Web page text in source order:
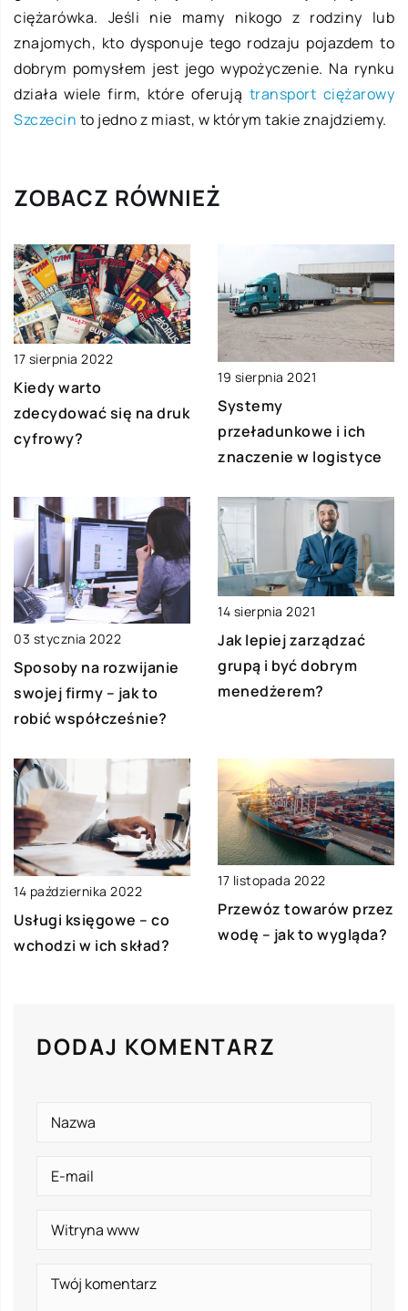
ciężarówka. Jeśli nie mamy nikogo z rodziny lub
znajomych, kto dysponuje tego rodzaju pojazdem to
dobrym pomysłem jest jego wypożyczenie. Na rynku
działa wiele firm, które oferują transport ciężarowy
Szczecin to jedno z miast, w którym takie znajdziemy.
ZOBACZ RÓWNIEŻ
17 sierpnia 2022
Kiedy warto
zdecydować się na druk
cyfrowy?
19 sierpnia 2021
Systemy
przeładunkowe i ich
znaczenie w logistyce
03 stycznia 2022
Sposoby na rozwijanie
swojej firmy – jak to
robić współcześnie?
14 sierpnia 2021
Jak lepiej zarządzać
grupą i być dobrym
menedżerem?
14 października 2022
Usługi księgowe – co
wchodzi w ich skład?
17 listopada 2022
Przewóz towarów przez
wodę – jak to wygląda?
DODAJ KOMENTARZ